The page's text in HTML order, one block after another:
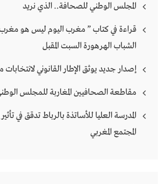
المجلس الوطني للصحافة.. الذي نريد
قراءة في كتاب ” مغرب اليوم ليس هو مغرب
الشباب الهرهورة السبت المقبل
إصدار جديد يوثق الإطار القانوني
مقاطعة الصحافيين المغاربة للمجلس
المدرسة العليا للأساتذة بالرباط تدقق في
المجتمع المغربي